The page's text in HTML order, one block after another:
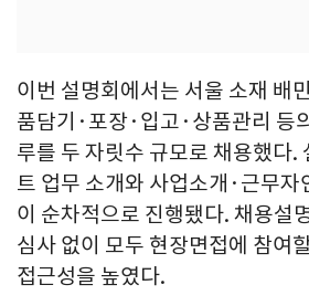
이번 설명회에서는 서울 소재 배
품담기·포장·입고·상품관리 등
루를 두 자릿수 규모로 채용했다.
트 업무 소개와 사업소개·근무
이 순차적으로 진행됐다. 채용설
심사 없이 모두 현장면접에 참여
접근성을 높였다.